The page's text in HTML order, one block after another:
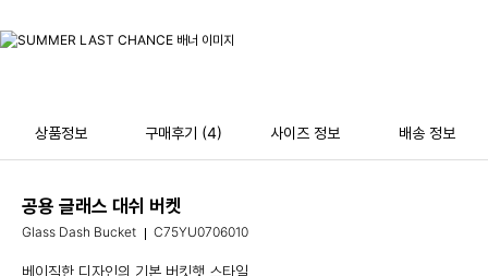
상품정보 구매후기 (4) 사이즈 정보 배송 정보
공용 글래스 대쉬 버켓
Glass Dash Bucket C75YU0706010
베이직한 디자인의 기본 버킷햇 스타일